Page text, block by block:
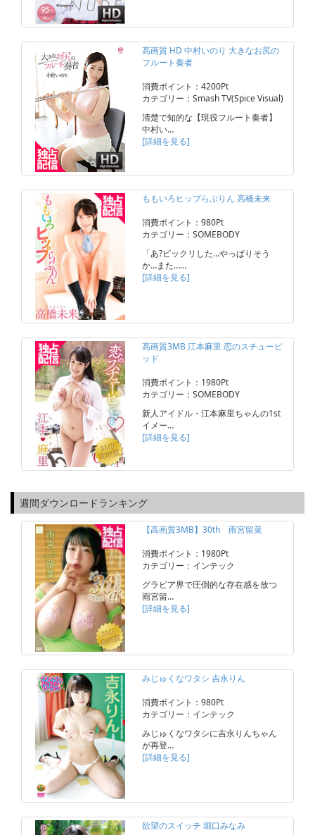
高画質 HD 中村いのり 大きなお尻の
フルート奏者
消費ポイント：4200Pt
カテゴリー：Smash TV(Spice Visual)
清楚で知的な【現役フルート奏者】
中村い…
[詳細を見る]
ももいろヒップらぶりん 高橋未来
消費ポイント：980Pt
カテゴリー：SOMEBODY
「あ?ビックリした…やっぱりそう
か…また……
[詳細を見る]
高画質3MB 江本麻里 恋のスチューピ
ッド
消費ポイント：1980Pt
カテゴリー：SOMEBODY
新人アイドル・江本麻里ちゃんの1st
イメー…
[詳細を見る]
週間ダウンロードランキング
【高画質3MB】30th 雨宮留菜
消費ポイント：1980Pt
カテゴリー：インテック
グラビア界で圧倒的な存在感を放つ
雨宮留…
[詳細を見る]
みじゅくなワタシ 吉永りん
消費ポイント：980Pt
カテゴリー：インテック
みじゅくなワタシに吉永りんちゃん
が再登…
[詳細を見る]
欲望のスイッチ 堀口みなみ